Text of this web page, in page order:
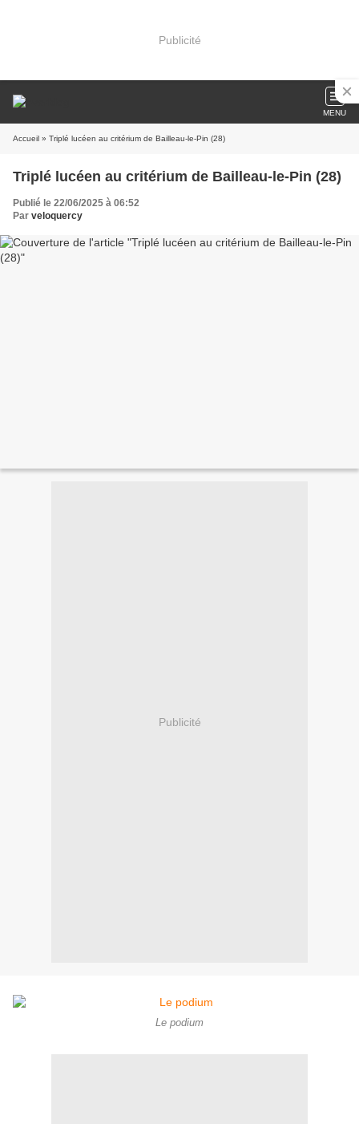
Publicité
MENU
Accueil » Triplé lucéen au critérium de Bailleau-le-Pin (28)
Triplé lucéen au critérium de Bailleau-le-Pin (28)
Publié le 22/06/2025 à 06:52
Par veloquercy
Publicité
Le podium